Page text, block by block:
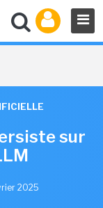
sur
2025